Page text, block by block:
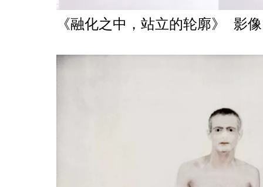
《融化之中，站立的轮廓》